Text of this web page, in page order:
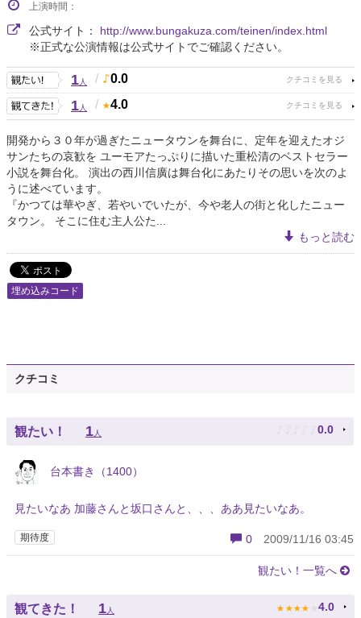
上演時間：
公式サイト： http://www.bungakuza.com/teinen/index.html
※正式な公演情報は公式サイトでご確認ください。
1人 / 0.0
1人 / 4.0
開発から３０年が過ぎたニュータウンを舞台に、定年を迎えたオジ
サンたちの哀歓を ユーモアたっぷりに描いた重松清のベストセラー
小説を舞台化。 演出の西川信廣は舞台化にあたりその思いを次のよ
うに述べています。
『かつては華やぎ、若やいでいたが、今や老人の街と化したニュー
タウン。 そこに住む主人公た...
もっと読む
埋め込みコード
クチコミ
観たい！ 1人 ♪ ♪ ♪ ♪ ♪ 0.0
台本書き（1400）
見たいなあ 加藤さんと坂口さんと、、、ああ見たいなあ。
期待度 0 2009/11/16 03:45
観たい！一覧へ
観てきた！ 1 人 ★ ★ ★ ★ ★ 4.0